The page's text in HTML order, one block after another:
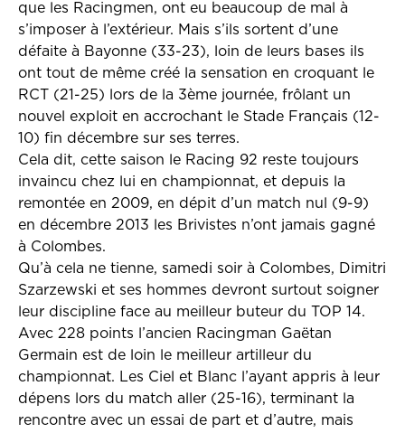
que les Racingmen, ont eu beaucoup de mal à
s’imposer à l’extérieur. Mais s’ils sortent d’une
défaite à Bayonne (33-23), loin de leurs bases ils
ont tout de même créé la sensation en croquant le
RCT (21-25) lors de la 3ème journée, frôlant un
nouvel exploit en accrochant le Stade Français (12-
10) fin décembre sur ses terres.
Cela dit, cette saison le Racing 92 reste toujours
invaincu chez lui en championnat, et depuis la
remontée en 2009, en dépit d’un match nul (9-9)
en décembre 2013 les Brivistes n’ont jamais gagné
à Colombes.
Qu’à cela ne tienne, samedi soir à Colombes, Dimitri
Szarzewski et ses hommes devront surtout soigner
leur discipline face au meilleur buteur du TOP 14.
Avec 228 points l’ancien Racingman Gaëtan
Germain est de loin le meilleur artilleur du
championnat. Les Ciel et Blanc l’ayant appris à leur
dépens lors du match aller (25-16), terminant la
rencontre avec un essai de part et d’autre, mais